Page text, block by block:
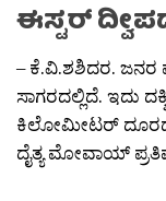
ಈಸ್ಟರ್
– ಕೆ.ವಿ.ಶಶಿದರ. ಜನರ
ಸಾಗರದಲ್ಲಿದೆ. ಇದು
ಕಿಲೋಮೀಟ‍ರ್
ದೈತ್ಯ ಮೋವಾಯ್